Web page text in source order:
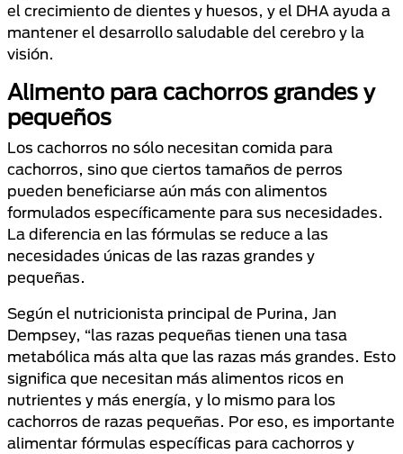
el crecimiento de dientes y huesos, y el DHA ayuda a
mantener el desarrollo saludable del cerebro y la
visión.
Alimento para cachorros grandes y
pequeños
Los cachorros no sólo necesitan comida para
cachorros, sino que ciertos tamaños de perros
pueden beneficiarse aún más con alimentos
formulados específicamente para sus necesidades.
La diferencia en las fórmulas se reduce a las
necesidades únicas de las razas grandes y
pequeñas.
Según el nutricionista principal de Purina, Jan
Dempsey, “las razas pequeñas tienen una tasa
metabólica más alta que las razas más grandes. Esto
significa que necesitan más alimentos ricos en
nutrientes y más energía, y lo mismo para los
cachorros de razas pequeñas. Por eso, es importante
alimentar fórmulas específicas para cachorros y